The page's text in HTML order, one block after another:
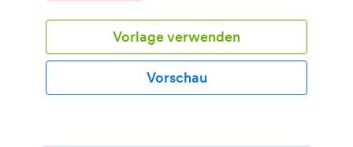
Vorlage verwenden
Vorschau